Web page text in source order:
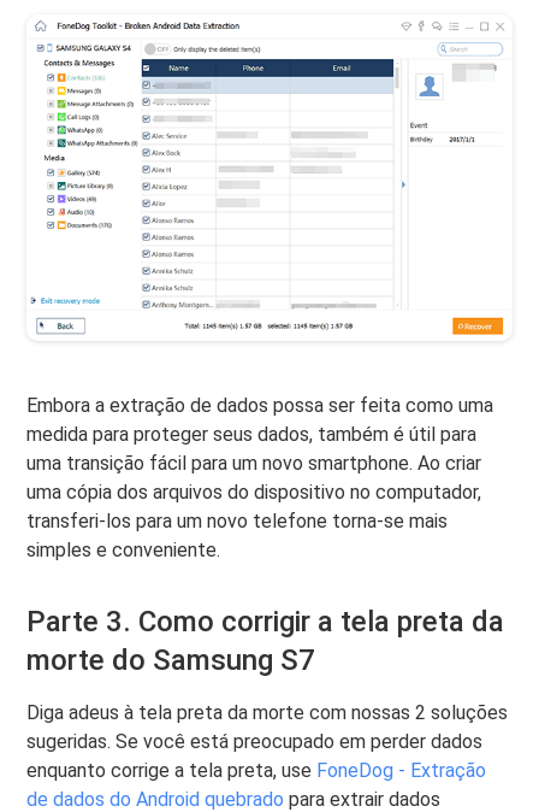
Embora a extração de dados possa ser feita como uma
medida para proteger seus dados, também é útil para
uma transição fácil para um novo smartphone. Ao criar
uma cópia dos arquivos do dispositivo no computador,
transferi-los para um novo telefone torna-se mais
simples e conveniente.
Parte 3. Como corrigir a tela preta da
morte do Samsung S7
Diga adeus à tela preta da morte com nossas 2 soluções
sugeridas. Se você está preocupado em perder dados
enquanto corrige a tela preta, use FoneDog - Extração
de dados do Android quebrado para extrair dados